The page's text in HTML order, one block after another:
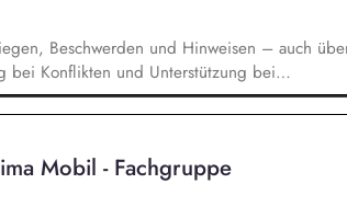
Beschwerden und Hinweisen – auch
bei Konflikten und Unterstützung bei
von Schulungen und
der Weiterentwicklung von Leitlinien,
Förderung einer offenen Feedback- und
Mobil - Fachgruppe